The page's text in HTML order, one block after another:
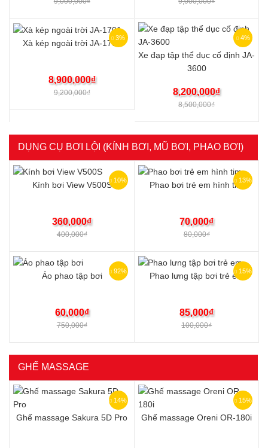
3%
Xà kép ngoài trời JA-1701
9,200,000₫
8,900,000₫
4%
Xe đạp tập thể dục cố định JA-
3600
8,500,000₫
8,200,000₫
DỤNG CỤ BƠI LỘI (KÍNH BƠI, MŨ BƠI, PHAO BƠI)
10%
Kính bơi View V500S
400,000₫
360,000₫
13%
Phao bơi trẻ em hình tim
80,000₫
70,000₫
92%
Áo phao tập bơi
750,000₫
60,000₫
15%
Phao lưng tập bơi trẻ em
100,000₫
85,000₫
GHẾ MASSAGE
14%
Ghế massage Sakura 5D Pro
15%
Ghế massage Oreni OR-180i